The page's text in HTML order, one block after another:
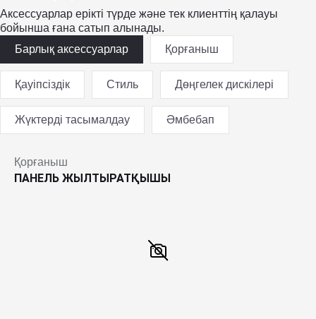
Аксессуарлар ерікті түрде және тек клиенттің қалауы
бойынша ғана сатып алынады.
Барлық аксессуарлар
Қорғаныш
Қауіпсіздік Стиль Дөңгелек дискілері
Жүктерді тасымалдау Әмбебап
Қорғаныш
ПАНЕЛЬ ЖЫЛТЫРАТҚЫШЫ